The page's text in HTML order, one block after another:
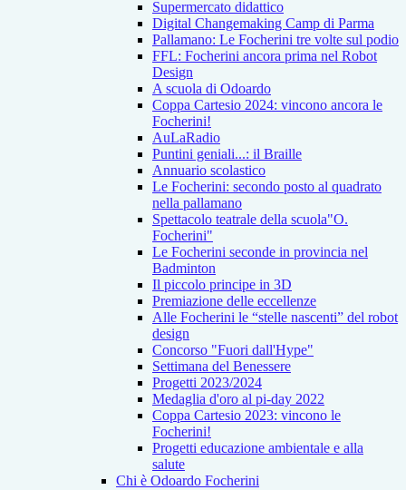
Supermercato didattico
Digital Changemaking Camp di Parma
Pallamano: Le Focherini tre volte sul podio
FFL: Focherini ancora prima nel Robot
Design
A scuola di Odoardo
Coppa Cartesio 2024: vincono ancora le
Focherini!
AuLaRadio
Puntini geniali...: il Braille
Annuario scolastico
Le Focherini: secondo posto al quadrato
nella pallamano
Spettacolo teatrale della scuola"O.
Focherini"
Le Focherini seconde in provincia nel
Badminton
Il piccolo principe in 3D
Premiazione delle eccellenze
Alle Focherini le “stelle nascenti” del robot
design
Concorso "Fuori dall'Hype"
Settimana del Benessere
Progetti 2023/2024
Medaglia d'oro al pi-day 2022
Coppa Cartesio 2023: vincono le
Focherini!
Progetti educazione ambientale e alla
salute
Chi è Odoardo Focherini